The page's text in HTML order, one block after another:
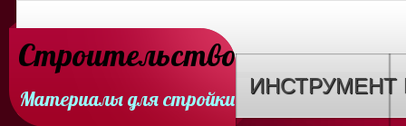
Строительство
Материалы для стройки
ИНСТРУМЕНТ